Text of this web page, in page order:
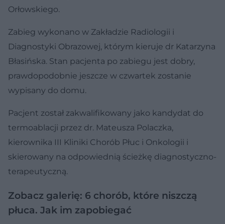
Orłowskiego.
Zabieg wykonano w Zakładzie Radiologii i
Diagnostyki Obrazowej, którym kieruje dr Katarzyna
Błasińska. Stan pacjenta po zabiegu jest dobry,
prawdopodobnie jeszcze w czwartek zostanie
wypisany do domu.
Pacjent został zakwalifikowany jako kandydat do
termoablacji przez dr. Mateusza Polaczka,
kierownika III Kliniki Chorób Płuc i Onkologii i
skierowany na odpowiednią ścieżkę diagnostyczno-
terapeutyczną.
Zobacz galerię: 6 chorób, które niszczą
płuca. Jak im zapobiegać